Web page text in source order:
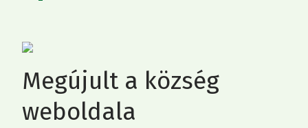
Megújult a község
weboldala